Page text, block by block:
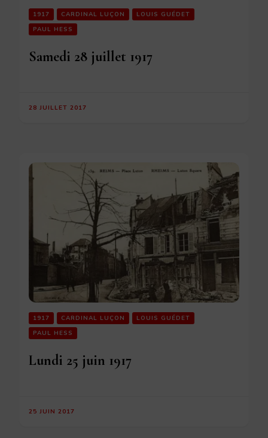
1917 CARDINAL LUÇON
LOUIS GUÉDET
PAUL HESS
Samedi 28 juillet 1917
28 JUILLET 2017
1917 CARDINAL LUÇON
LOUIS GUÉDET
PAUL HESS
Lundi 25 juin 1917
25 JUIN 2017